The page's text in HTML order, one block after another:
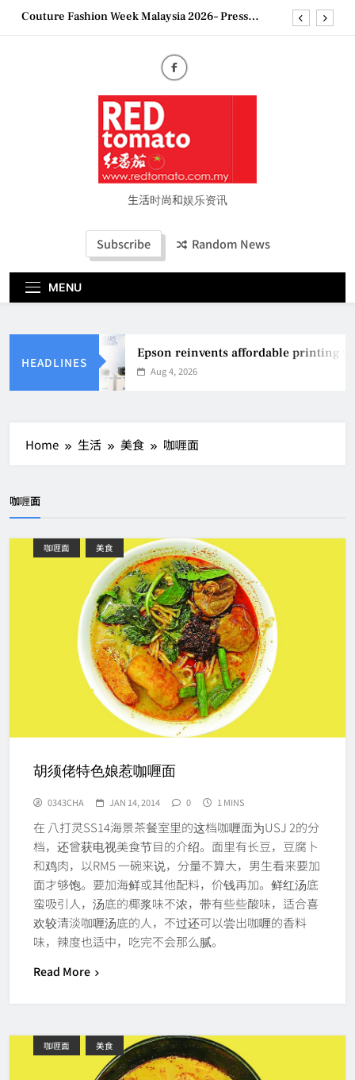
SkipCouture Fashion Week Malaysia 2026– Press
妈妈提供分享剖腹产复原历程的空间
2026 全国房地产大奖创历史纪录 见证马来西亚房
地产经纪行业蓬勃发展
Epson reinvents affordable printing with next-
generation EcoTank Series
Couture Fashion Week Malaysia 2026– Press
“See Her Heal – 1,000 Untold Stories” 为马来西亚
妈妈提供分享剖腹产复原历程的空间
地产经纪行业蓬勃发展
生活时尚和娱乐资讯
Subscribe Random News
MENU
HEADLINES
Epson reinvents affordable printing
Aug 4, 2026
Home 生活 美食 咖喱面
咖喱面
咖喱面 美食
胡须佬特色娘惹咖喱面
0343CHA JAN 14, 2014 0 1 MINS
在 八打灵SS14海景茶餐室里的这档咖喱面为USJ 2的分
档，还曾获电视美食节目的介绍。面里有长豆，豆腐卜
和鸡肉，以RM5 一碗来说，分量不算大，男生看来要加
面才够饱。要加海鲜或其他配料，价钱再加。鲜红汤底
蛮吸引人，汤底的椰浆味不浓，带有些些酸味，适合喜
欢较清淡咖喱汤底的人，不过还可以尝出咖喱的香料
味，辣度也适中，吃完不会那么腻。
Read More
咖喱面 美食